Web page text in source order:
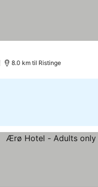
8.0 km til Ristinge